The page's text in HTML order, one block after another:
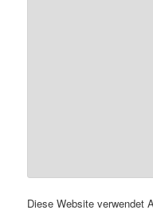
Diese Website verwendet